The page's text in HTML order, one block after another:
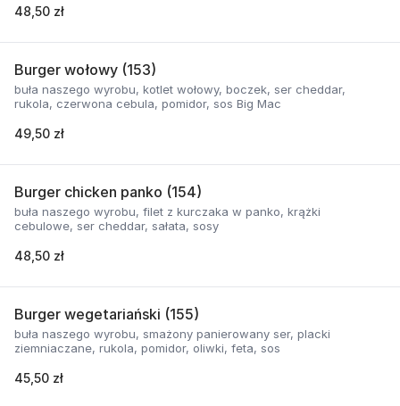
48,50 zł
Burger wołowy (153)
buła naszego wyrobu, kotlet wołowy, boczek, ser cheddar,
rukola, czerwona cebula, pomidor, sos Big Mac
49,50 zł
Burger chicken panko (154)
buła naszego wyrobu, filet z kurczaka w panko, krążki
cebulowe, ser cheddar, sałata, sosy
48,50 zł
Burger wegetariański (155)
buła naszego wyrobu, smażony panierowany ser, placki
ziemniaczane, rukola, pomidor, oliwki, feta, sos
45,50 zł